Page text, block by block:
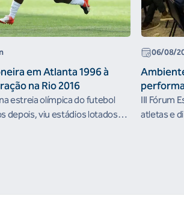
em Atlanta 1996 à
na Rio 2016
estreia olímpica do futebol
depois, viu estádios lotados
06/08/
III Fórum
atletas e